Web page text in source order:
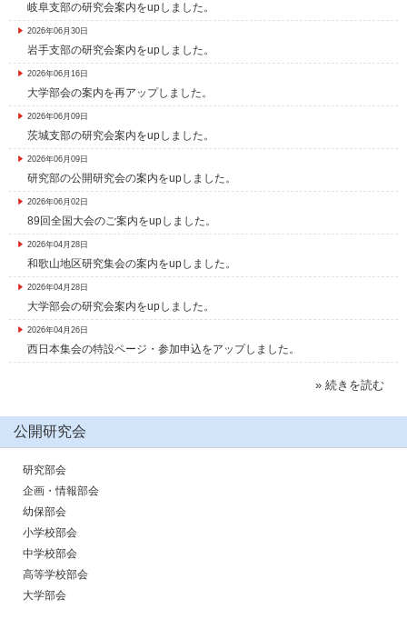
岐阜支部の研究会案内をupしました。
2026年06月30日
岩手支部の研究会案内をupしました。
2026年06月16日
大学部会の案内を再アップしました。
2026年06月09日
茨城支部の研究会案内をupしました。
2026年06月09日
研究部の公開研究会の案内をupしました。
2026年06月02日
89回全国大会のご案内をupしました。
2026年04月28日
和歌山地区研究集会の案内をupしました。
2026年04月28日
大学部会の研究会案内をupしました。
2026年04月26日
西日本集会の特設ページ・参加申込をアップしました。
» 続きを読む
公開研究会
研究部会
企画・情報部会
幼保部会
小学校部会
中学校部会
高等学校部会
大学部会